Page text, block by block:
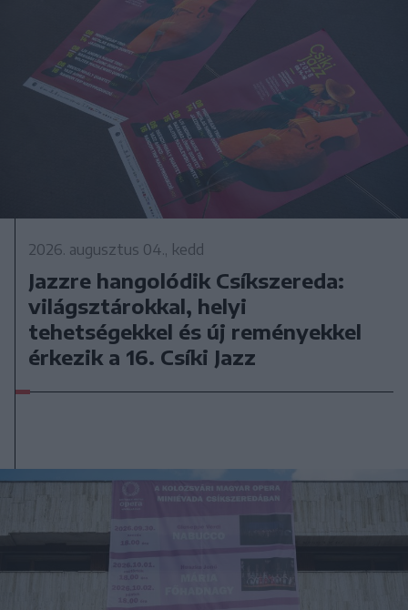
2026. augusztus 04., kedd
Jazzre hangolódik Csíkszereda:
világsztárokkal, helyi
tehetségekkel és új reményekkel
érkezik a 16. Csíki Jazz